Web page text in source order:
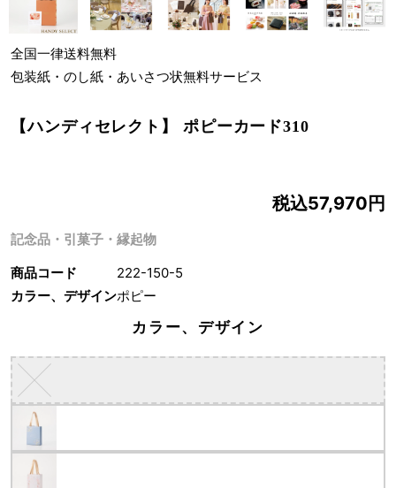
全国一律送料無料
包装紙・のし紙・あいさつ状無料サービス
【ハンディセレクト】 ポピーカード310
記念品・引菓子・縁起物
税込57,970円
商品コード
222-150-5
カラー、デザインポピー
カラー、デザイン